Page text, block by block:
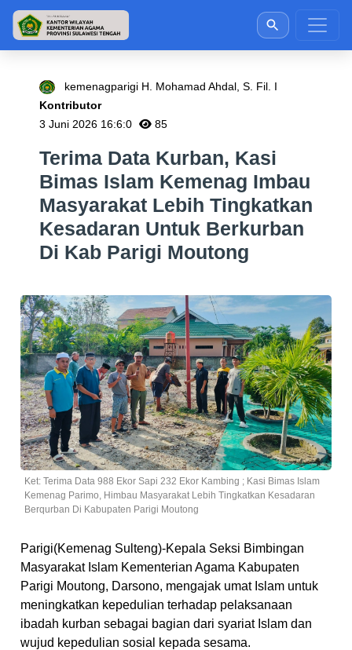
kemenagparigi H. Mohamad Ahdal, S. Fil. I
Kontributor
3 Juni 2026 16:6:0
85
Terima Data Kurban, Kasi
Bimas Islam Kemenag Imbau
Masyarakat Lebih Tingkatkan
Kesadaran Untuk Berkurban
Di Kab Parigi Moutong
Ket: Terima Data 988 Ekor Sapi 232 Ekor Kambing ; Kasi Bimas Islam
Kemenag Parimo, Himbau Masyarakat Lebih Tingkatkan Kesadaran
Berqurban Di Kabupaten Parigi Moutong
Parigi(Kemenag Sulteng)-Kepala Seksi Bimbingan
Masyarakat Islam Kementerian Agama Kabupaten
Parigi Moutong, Darsono, mengajak umat Islam untuk
meningkatkan kepedulian terhadap pelaksanaan
ibadah kurban sebagai bagian dari syariat Islam dan
wujud kepedulian sosial kepada sesama.